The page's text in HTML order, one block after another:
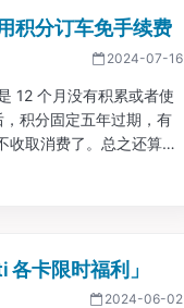
积分订车免手续费
2024-07-16
12 个月没有积累或者使
积分固定五年过期，有
取消费了。总之还算是
卡限时福利」
2024-06-02